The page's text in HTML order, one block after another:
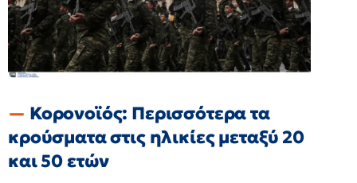
Κορονοϊός: Περισσότερα τα
κρούσματα στις ηλικίες μεταξύ 20
και 50 ετών